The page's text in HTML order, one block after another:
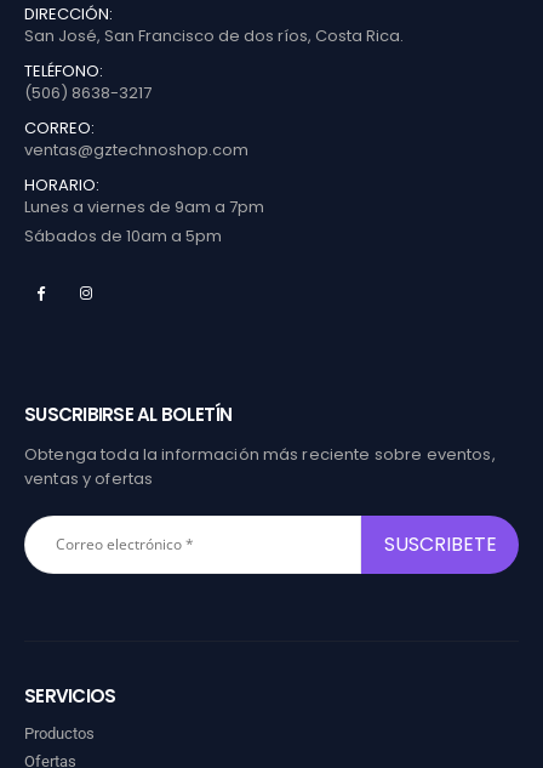
DIRECCIÓN:
San José, San Francisco de dos ríos, Costa Rica.
TELÉFONO:
(506) 8638-3217
CORREO:
ventas@gztechnoshop.com
HORARIO:
Lunes a viernes de 9am a 7pm
Sábados de 10am a 5pm
SUSCRIBIRSE AL BOLETÍN
Obtenga toda la información más reciente sobre eventos,
ventas y ofertas
SERVICIOS
Productos
Ofertas